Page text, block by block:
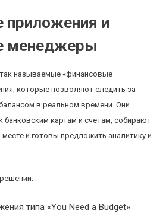
и
менеджеры
называемые «финансовые
которые позволяют следить за
в реальном времени. Они
картам и счетам, собирают
и готовы предложить аналитику и
типа «You Need a Budget»